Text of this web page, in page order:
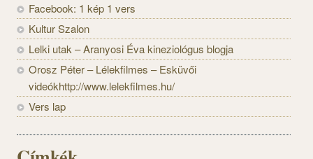
Facebook: 1 kép 1 vers
Kultur Szalon
Lelki utak – Aranyosi Éva kineziológus blogja
Orosz Péter – Lélekfilmes – Esküvői
videókhttp://www.lelekfilmes.hu/
Vers lap